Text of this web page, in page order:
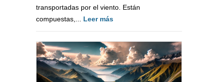
transportadas por el viento. Están
compuestas,... Leer más